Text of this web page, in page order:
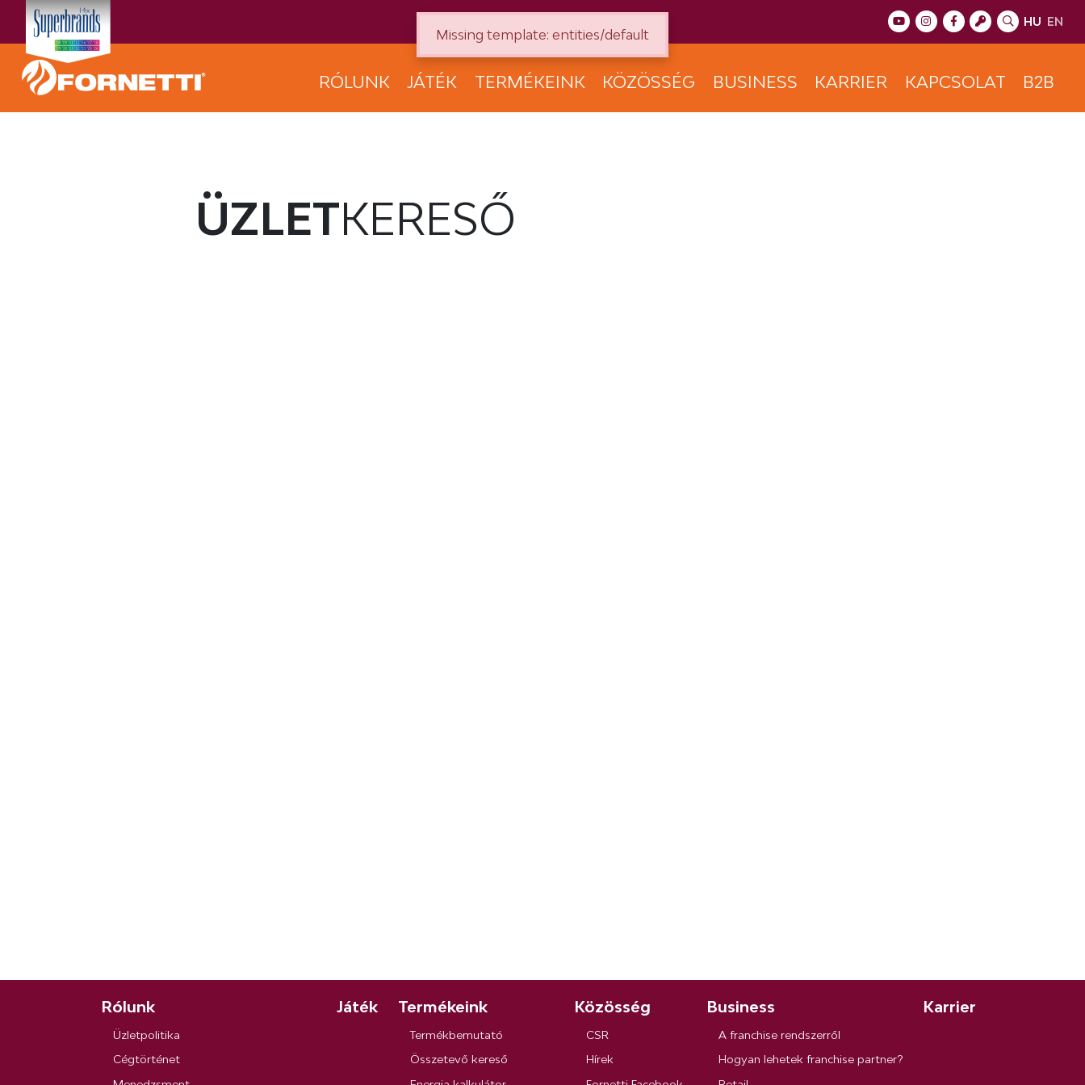
HU EN
RÓLUNK JÁTÉK TERMÉKEINK KÖZÖSSÉG BUSINESS KARRIER KAPCSOLAT B2B
ÜZLETKERESŐ
Rólunk
Üzletpolitika
Cégtörténet
Játék Termékeink
Termékbemutató
Összetevő kereső
Közösség
CSR
Hírek
Business
A franchise rendszerről
Hogyan lehetek franchise partner?
Karrier
Missing template: entities/default